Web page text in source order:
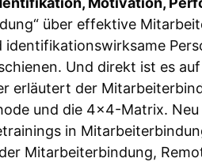
über effektive
Und direkt ist es
erläutert der
und die 4×4-Matrix.
in
Mitarbeiterbindung,